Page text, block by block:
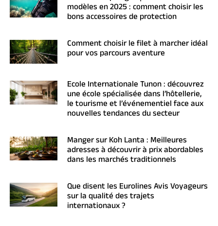
modèles en 2025 : comment choisir les
bons accessoires de protection
Comment choisir le filet à marcher idéal
pour vos parcours aventure
Ecole Internationale Tunon : découvrez
une école spécialisée dans l’hôtellerie,
le tourisme et l’événementiel face aux
nouvelles tendances du secteur
Manger sur Koh Lanta : Meilleures
adresses à découvrir à prix abordables
dans les marchés traditionnels
Que disent les Eurolines Avis Voyageurs
sur la qualité des trajets
internationaux ?